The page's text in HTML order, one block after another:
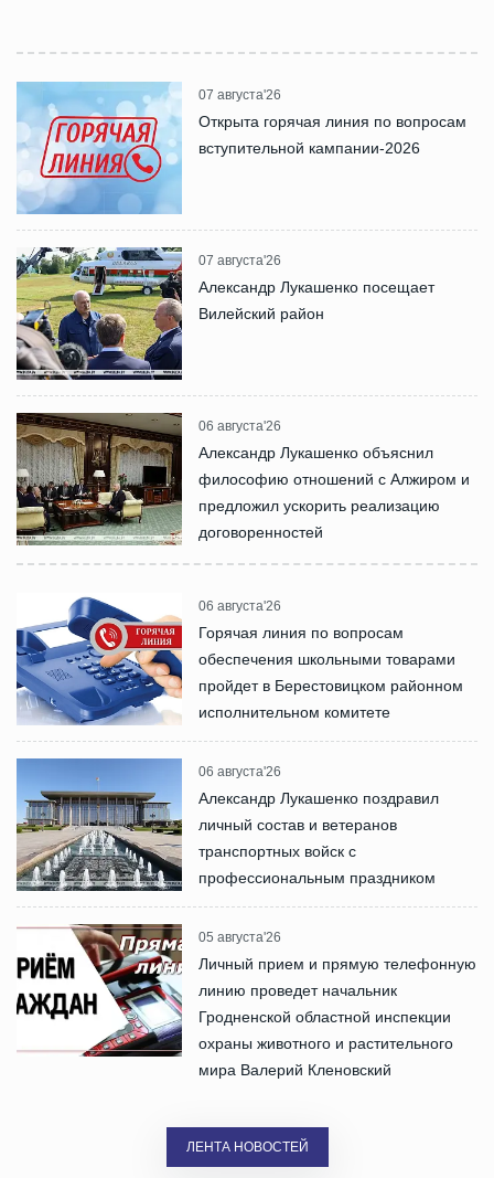
07 августа'26
Открыта горячая линия по вопросам
вступительной кампании-2026
07 августа'26
Александр Лукашенко посещает
Вилейский район
06 августа'26
Александр Лукашенко объяснил
философию отношений с Алжиром и
предложил ускорить реализацию
договоренностей
06 августа'26
Горячая линия по вопросам
обеспечения школьными товарами
пройдет в Берестовицком районном
исполнительном комитете
06 августа'26
Александр Лукашенко поздравил
личный состав и ветеранов
транспортных войск с
профессиональным праздником
05 августа'26
Личный прием и прямую телефонную
линию проведет начальник
Гродненской областной инспекции
охраны животного и растительного
мира Валерий Кленовский
ЛЕНТА НОВОСТЕЙ